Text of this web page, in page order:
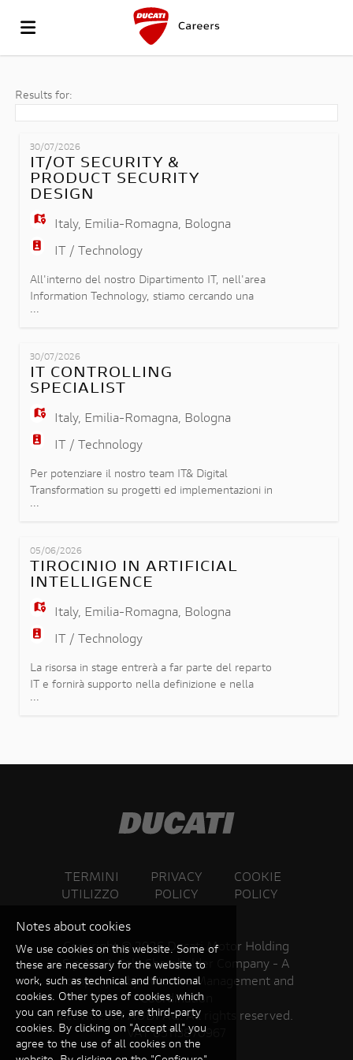
THE
WEBSITE
DUCATI
LIST
UPLOAD
YOUR
LOGIN
LANGUAGE
Results for:
30/07/2026
IT/OT SECURITY &
PRODUCT SECURITY
DESIGN
Italy, Emilia-Romagna, Bologna
IT / Technology
All'interno del nostro Dipartimento IT, nell'area
Information Technology, stiamo cercando una
risorsa che operi a stretto contatto con la
infrastrutture IT. La risorsa sarà protagonista nella
gestione degli incidenti e nell'implementazione di
...
30/07/2026
IT CONTROLLING
SPECIALIST
Italy, Emilia-Romagna, Bologna
IT / Technology
Per potenziare il nostro team IT& Digital
Transformation su progetti ed implementazioni in
ambito SAP, nonché per garantire il presidio
siamo alla ricerca di una risorsa specialista in
tematiche di Controlling/Budgeting/Forecasting a
...
05/06/2026
TIROCINIO IN ARTIFICIAL
INTELLIGENCE
Italy, Emilia-Romagna, Bologna
IT / Technology
La risorsa in stage entrerà a far parte del reparto
IT e fornirà supporto nella definizione e nella
realizzazione di un'attività di codifica assistita
...
TERMINI
UTILIZZO
PRIVACY
POLICY
COOKIE
POLICY
Copyright ©2026 Ducati Motor Holding
S.p.A – A Sole Shareholder Company - A
Company subject to the Management and
Coordination
activities of AUDI AG. All rights reserved.
VAT 05113870967
Notes about cookies
We use cookies on this website. Some of
these are necessary for the website to
work, such as technical and functional
cookies. Other types of cookies, which
you can refuse to use, are third-party
cookies. By clicking on "Accept all" you
agree to the use of all cookies on the